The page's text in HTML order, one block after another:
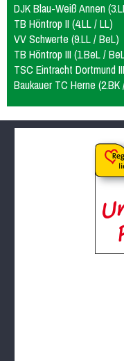
DJK Blau-Weiß Annen
TB Höntrop II (4.LL / LL)
VV Schwerte (9.LL / BeL)
TB Höntrop III (1.BeL /
TSC Eintracht Dortmund
Baukauer TC Herne (2.BK